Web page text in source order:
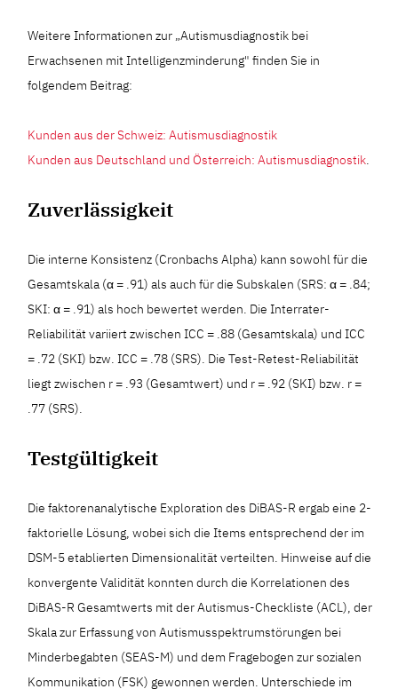
Weitere Informationen zur „Autismusdiagnostik bei
Erwachsenen mit Intelligenzminderung" finden Sie in
folgendem Beitrag:
Kunden aus der Schweiz: Autismusdiagnostik
Kunden aus Deutschland und Österreich: Autismusdiagnostik.
Zuverlässigkeit
Die interne Konsistenz (Cronbachs Alpha) kann sowohl für die
Gesamtskala (α = .91) als auch für die Subskalen (SRS: α = .84;
SKI: α = .91) als hoch bewertet werden. Die Interrater-
Reliabilität variiert zwischen ICC = .88 (Gesamtskala) und ICC
= .72 (SKI) bzw. ICC = .78 (SRS). Die Test-Retest-Reliabilität
liegt zwischen r = .93 (Gesamtwert) und r = .92 (SKI) bzw. r =
.77 (SRS).
Testgültigkeit
Die faktorenanalytische Exploration des DiBAS-R ergab eine 2-
faktorielle Lösung, wobei sich die Items entsprechend der im
DSM-5 etablierten Dimensionalität verteilten. Hinweise auf die
konvergente Validität konnten durch die Korrelationen des
DiBAS-R Gesamtwerts mit der Autismus-Checkliste (ACL), der
Skala zur Erfassung von Autismusspektrumstörungen bei
Minderbegabten (SEAS-M) und dem Fragebogen zur sozialen
Kommunikation (FSK) gewonnen werden. Unterschiede im